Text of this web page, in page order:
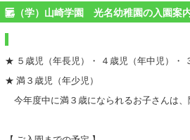
（学）山崎学園 光名幼稚園の入園案
★ ５歳児（年長児）・ ４歳児（年中児）・
★ 満３歳児（年少児）
今年度中に満３歳になられるお子さんは、